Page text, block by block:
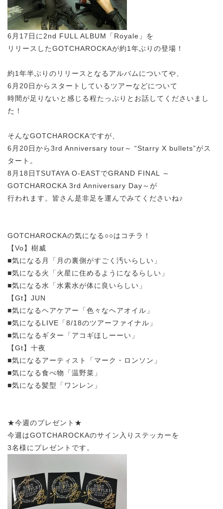
6月17日に2nd FULL ALBUM「Royale」を
リリースしたGOTCHAROCKAが約1年ぶりの登場！
約1年半ぶりのリリースとなるアルバムについてや、
6月20日からスタートしているツアーなどについて
時間が足りないと感じる程たっぷりとお話してくださいまし
た！
そんなGOTCHAROCKAですが、
6月20日から3rd Anniversary tour～ “Starry X bullets”がス
タート。
8月18日TSUTAYA O-EASTでGRAND FINAL ～
GOTCHAROCKA 3rd Anniversary Day～が
行われます。皆さん是非足を運んでみてくださいね♪
GOTCHAROCKAの気になる○○はコチラ！
【Vo】樹威
■気になる月「月の裏側がすごく汚いらしい」
■気になる火「火星に住めるようになるらしい」
■気になる水「水素水が体に良いらしい」
【Gt】JUN
■気になるヘアケアー「色々なヘアオイル」
■気になるLIVE「8/18のツアーファイナル」
■気になるギター「アコギほしーーい」
【Gt】十夜
■気になるアーティスト「マーク・ロンソン」
■気になる食べ物「温野菜」
■気になる髪型「ワンレン」
★今週のプレゼント★
今週はGOTCHAROCKAのサイン入りステッカーを
3名様にプレゼントです。